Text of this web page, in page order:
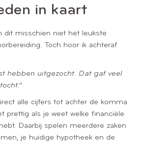
in kaart
dit misschien niet het leukste
Toch hoor ik achteraf
hebben uitgezocht. Dat gaf veel
alle cijfers tot achter de komma
prettig als je weet welke financiële
Daarbij spelen meerdere zaken
je huidige hypotheek en de